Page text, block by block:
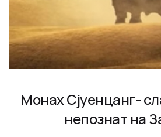
Монах Сјуенцанг-
непознат на